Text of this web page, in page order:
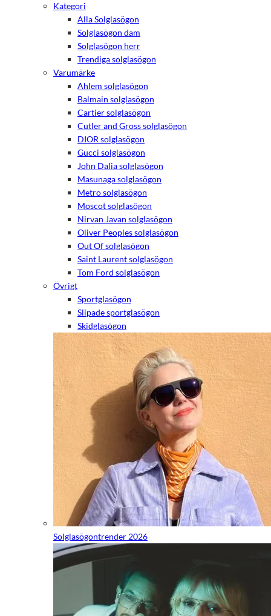
Kategori
Alla Solglasögon
Solglasögon dam
Solglasögon herr
Trendiga solglasögon
Varumärke
Ahlem solglasögon
Balmain solglasögon
Cartier solglasögon
Cutler and Gross solglasögon
DIOR solglasögon
Gucci solglasögon
John Dalia solglasögon
Masunaga solglasögon
Metro solglasögon
Moscot solglasögon
Nirvan Javan solglasögon
Oliver Peoples solglasögon
Out Of solglasögon
Saint Laurent solglasögon
Tom Ford solglasögon
Övrigt
Sportglasögon
Slipade sportglasögon
Skidglasögon
Solglasögontrender 2026